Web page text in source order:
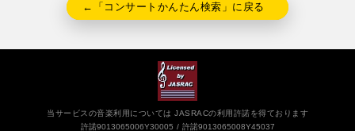
←「コンサートかんたん検索」に戻る
当サービスの音楽利用については JASRACの利用許諾を得ております
許諾9013065006Y30005
許諾9013065008Y45037